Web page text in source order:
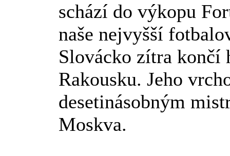
schází do výkopu
naše nejvyšší
Slovácko zítra končí
Rakousku. Jeho
desetinásobným
Moskva.